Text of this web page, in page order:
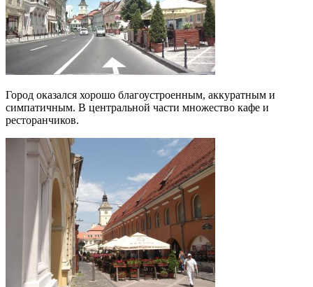
Город оказался хорошо благоустроенным, аккуратным и
симпатичным. В центральной части множество кафе и
ресторанчиков.